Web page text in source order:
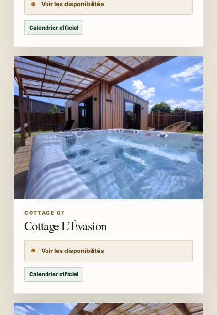
Voir les disponibilités
Calendrier officiel
COTTAGE 07
Cottage L’Évasion
Voir les disponibilités
Calendrier officiel